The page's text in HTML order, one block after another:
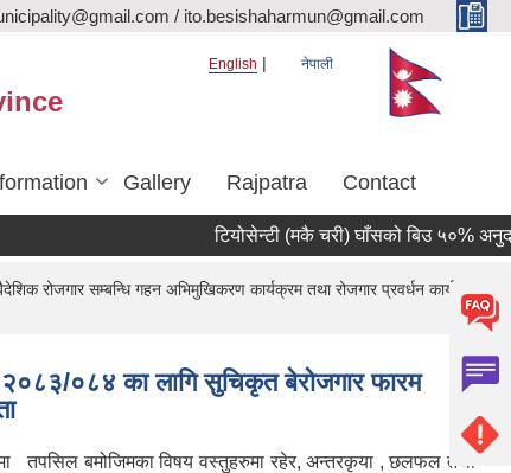
/ ito.besishaharmun@gmail.com
English नेपाली
Gallery Rajpatra Contact
टियोसेन्टी (मकै चरी) घाँसको बिउ ५०%
रोजगार सम्बन्धि गहन अभिमुखिकरण कार्यक्रम तथा रोजगार प्रवर्धन कार्यक्रम
०८४ का लागि सुचिकृत बेरोजगार फारम
तपसिल बमोजिमका विषय वस्तुहरुमा रहेर, अन्तरकृया , छलफल तथा